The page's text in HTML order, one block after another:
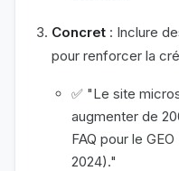
Concret : Inclure
pour renforcer la
✅ "Le site
augmenter de
FAQ pour le
2024)."